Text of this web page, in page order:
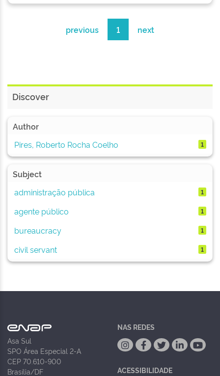
previous 1 next
Discover
Author
Pires, Roberto Rocha Coelho
1
Subject
administração pública
1
agente público 1
bureaucracy 1
civil servant 1
Asa Sul
SPO Área Especial 2-A
CEP 70.610-900
Brasília/DF
NAS REDES
ACESSIBILIDADE